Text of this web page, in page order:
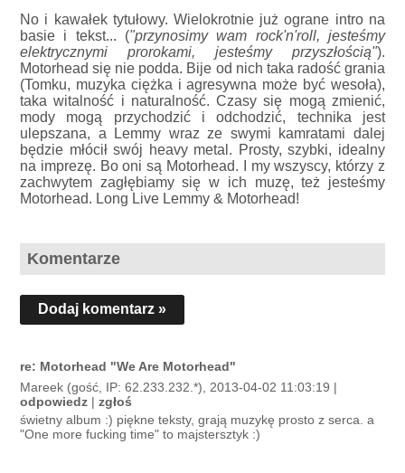
No i kawałek tytułowy. Wielokrotnie już ograne intro na
basie i tekst... ("przynosimy wam rock'n'roll, jesteśmy
elektrycznymi prorokami, jesteśmy przyszłością").
Motorhead się nie podda. Bije od nich taka radość grania
(Tomku, muzyka ciężka i agresywna może być wesoła),
taka witalność i naturalność. Czasy się mogą zmienić,
mody mogą przychodzić i odchodzić, technika jest
ulepszana, a Lemmy wraz ze swymi kamratami dalej
będzie młócił swój heavy metal. Prosty, szybki, idealny
na imprezę. Bo oni są Motorhead. I my wszyscy, którzy z
zachwytem zagłębiamy się w ich muzę, też jesteśmy
Motorhead. Long Live Lemmy & Motorhead!
Komentarze
Dodaj komentarz »
re: Motorhead "We Are Motorhead"
Mareek (gość, IP: 62.233.232.*), 2013-04-02 11:03:19 |
odpowiedz |zgłoś
świetny album :) piękne teksty, grają muzykę prosto z serca. a
"One more fucking time" to majstersztyk :)